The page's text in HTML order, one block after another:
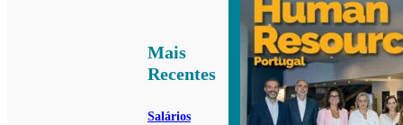
Mais
Recentes
Salários